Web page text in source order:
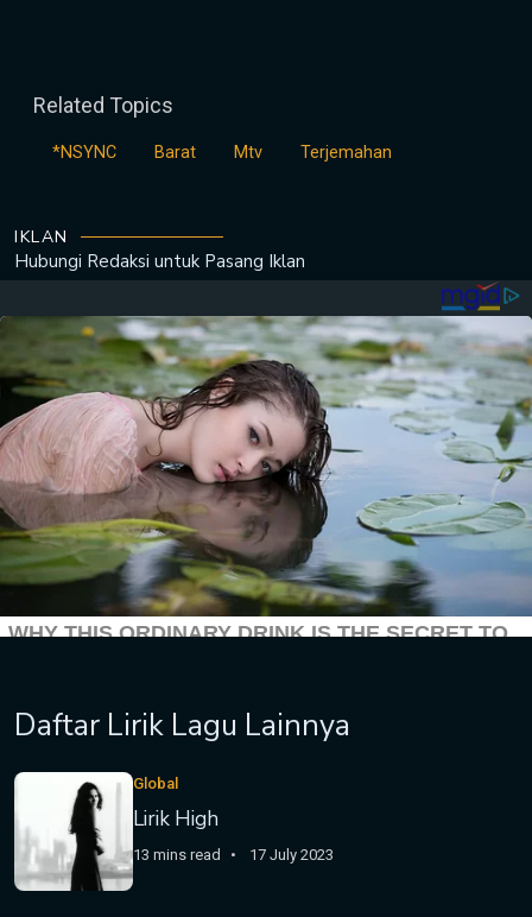
Related Topics
*NSYNC Barat Mtv Terjemahan
IKLAN
Hubungi Redaksi untuk Pasang Iklan
Daftar Lirik Lagu Lainnya
Global
Lirik High
13 mins read 17 July 2023